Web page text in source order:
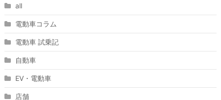
all
電動車コラム
電動車 試乗記
自動車
EV・電動車
店舗